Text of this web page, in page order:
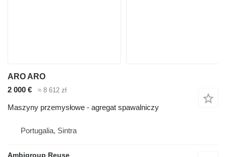
ARO ARO
2 000 €
≈ 8 612 zł
Maszyny przemysłowe - agregat spawalniczy
Portugalia, Sintra
Ambigroup Reuse